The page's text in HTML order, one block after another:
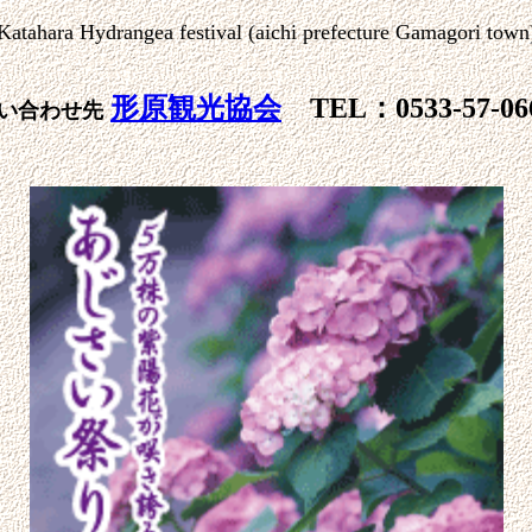
Hydrangea festival (aichi prefecture Gamagori
合わせ先 形原観光協会TEL：0533-57-